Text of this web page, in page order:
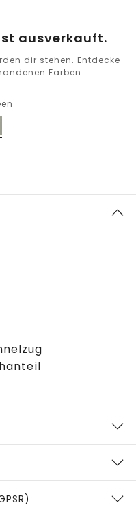
ausverkauft.
dir stehen. Entdecke
Farben.